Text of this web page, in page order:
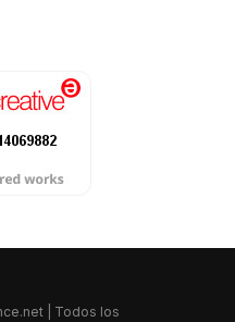
| Todos los